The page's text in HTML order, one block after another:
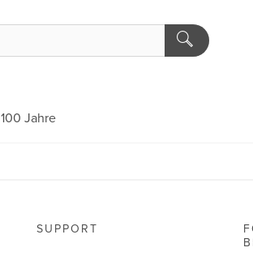
100 Jahre
SUPPORT